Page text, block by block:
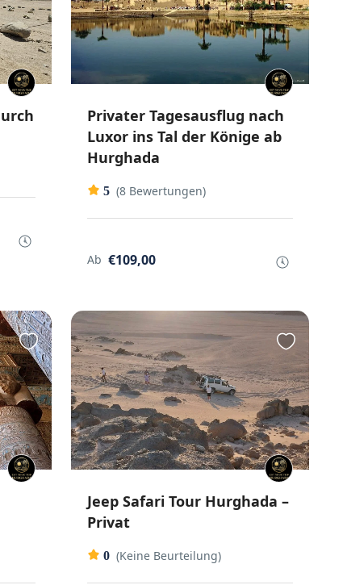
Privater Tagesausflug nach
Luxor ins Tal der Könige ab
Hurghada
5 (8 Bewertungen)
Ab €109,00
Jeep Safari Tour Hurghada –
Privat
0 (Keine Beurteilung)